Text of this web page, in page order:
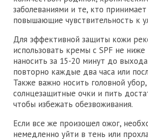
заболеваниями и те, кто
повышающие чувствительность к
Для эффективной защиты кожи
использовать кремы с SPF не
наносить за 15-20 минут до
повторно каждые два часа или
Также важно носить головной убор,
солнцезащитные очки и пить
чтобы избежать обезвоживания.
Если все же произошел ожог,
немедленно уйти в тень или